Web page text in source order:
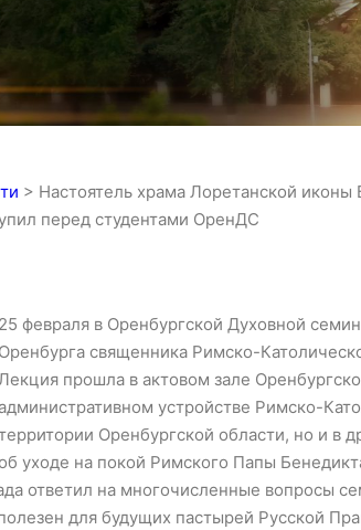
> Настоятель храма Лоретанской
перед студентами ОренДС
25 февраля в Оренбургской Духовной
Оренбурга священника Римско-
прошла в актовом зале
административном устройстве Римско-
Оренбургской области, но и в
об уходе на покой Римского Папы
ответил на многочисленные вопросы
для будущих пастырей Русской